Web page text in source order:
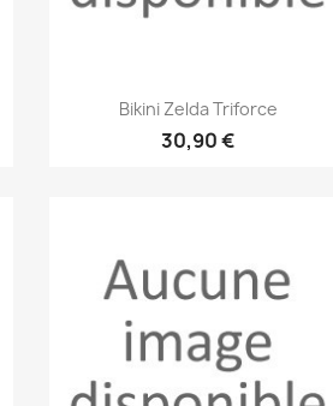
Aperçu rapide
Bikini Zelda Triforce
30,90 €